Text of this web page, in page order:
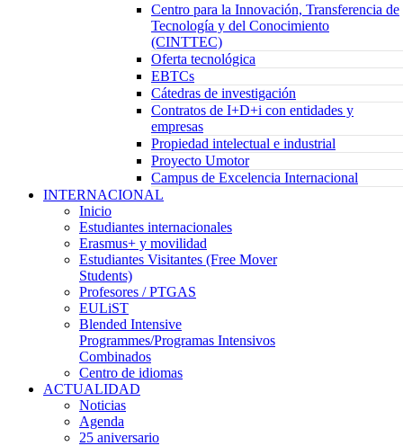
Centro para la Innovación, Transferencia de
Tecnología y del Conocimiento
(CINTTEC)
Oferta tecnológica
EBTCs
Cátedras de investigación
Contratos de I+D+i con entidades y
empresas
Propiedad intelectual e industrial
Proyecto Umotor
Campus de Excelencia Internacional
INTERNACIONAL
Inicio
Estudiantes internacionales
Erasmus+ y movilidad
Estudiantes Visitantes (Free Mover
Students)
Profesores / PTGAS
EULiST
Blended Intensive
Programmes/Programas Intensivos
Combinados
Centro de idiomas
ACTUALIDAD
Noticias
Agenda
25 aniversario